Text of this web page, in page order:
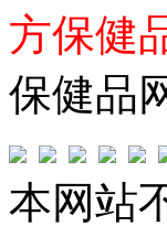
方保健
保健品
本网站